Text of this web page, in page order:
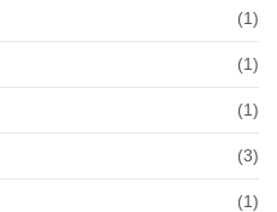
(1)
(1)
(1)
(3)
(1)